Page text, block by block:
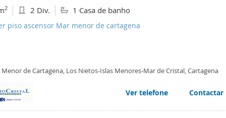
2 2 Div. 1 Casa de banho
piso ascensor Mar menor de cartagena
de Cartagena, Los Nietos-Islas Menores-Mar de Cristal, Cartagena
Ver telefone Contactar